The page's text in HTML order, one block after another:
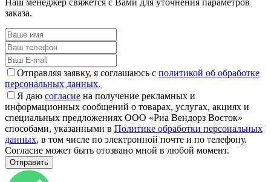
заказа.
Отправляя заявку, я соглашаюсь с политикой об обработке
персональных данных.
Я даю согласие на получение рекламных и
информационных сообщений о товарах, услугах, акциях и
специальных предложениях ООО «Риа Вендорз Восток»
способами, указанными в Политике обработки персональных
данных, в том числе по электронной почте и по телефону.
Согласие может быть отозвано мной в любой момент.